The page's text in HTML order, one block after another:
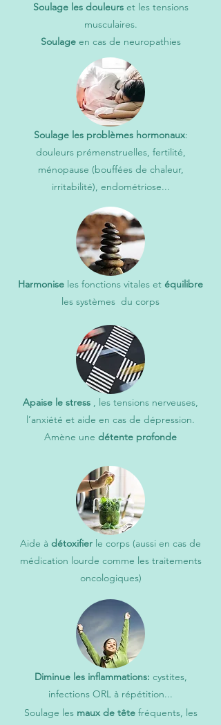
Soulage les douleurs et les tensions
musculaires.
Soulageen cas de neuropathies
Soulage les problèmes hormonaux:
douleurs prémenstruelles, fertilité,
ménopause (bouffées de chaleur,
irritabilité), endométriose...
Harmonise les fonctions vitales et équilibre
les systèmes du corps
Apaise le stress , les tensions nerveuses,
l’anxiété et aide en cas de dépression.
Amène une détente profonde
Aide à détoxifier le corps (aussi en cas de
médication lourde comme les traitements
oncologiques)
Diminue les inflammations: cystites,
infections ORL à répétition...
Soulage les maux de tête fréquents, les